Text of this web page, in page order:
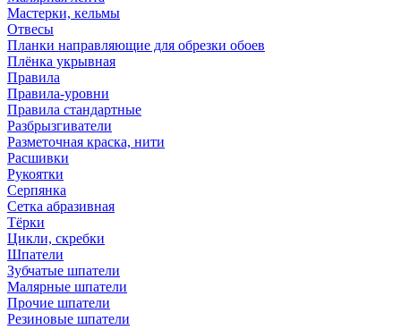
Мастерки, кельмы
Отвесы
Планки направляющие для обрезки обоев
Плёнка укрывная
Правила
Правила-уровни
Правила стандартные
Разбрызгиватели
Разметочная краска, нити
Расшивки
Рукоятки
Серпянка
Сетка абразивная
Тёрки
Цикли, скребки
Шпатели
Зубчатые шпатели
Малярные шпатели
Прочие шпатели
Резиновые шпатели